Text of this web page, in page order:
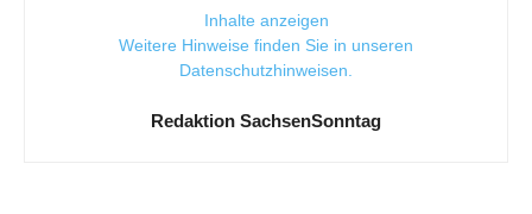
Inhalte anzeigen
Weitere Hinweise finden Sie in unseren
Datenschutzhinweisen
Redaktion SachsenSonntag